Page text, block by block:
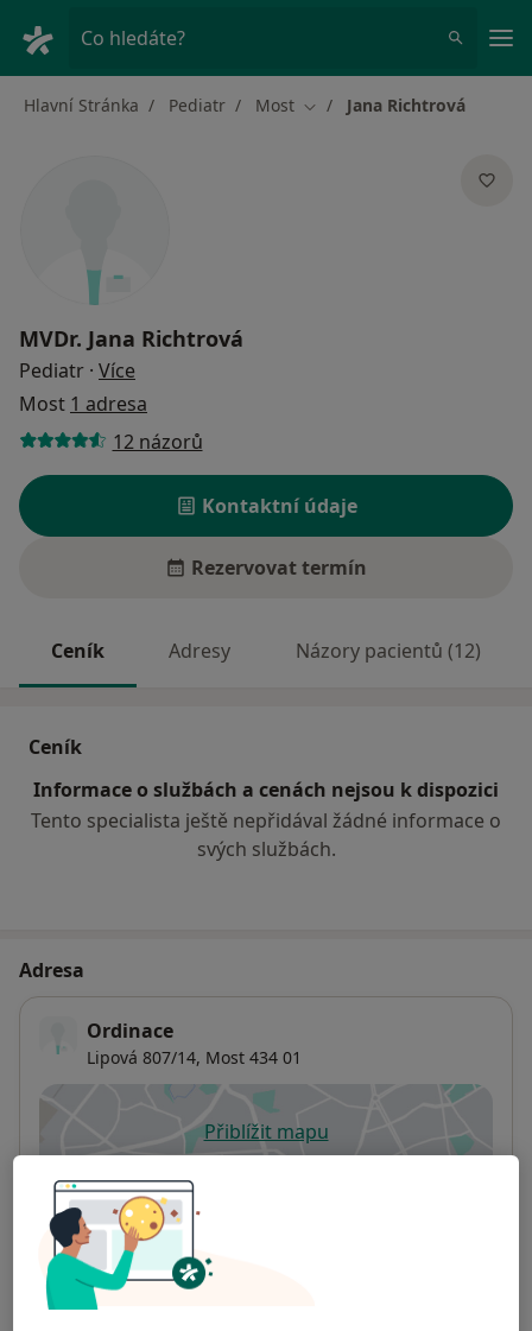
Co hledáte?
Hlavní Stránka Pediatr Most Změna města
Jana Richtrová
MVDr. Jana Richtrová
Pediatr · Více
Most 1 adresa
12 názorů
Kontaktní údaje
Rezervovat termín
Ceník Adresy Názory pacientů (12)
Ceník
Informace o službách a cenách nejsou k dispozici
Tento specialista ještě nepřidával žádné informace o
svých službách.
Adresa
Ordinace
Lipová 807/14, Most 434 01
Přiblížit mapuse otevře v nové záložce
Dostupnost
Na této adrese online kalendář není aktivní
Co mám v takové situaci udělat?